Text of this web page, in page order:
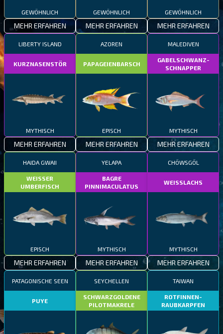
GEWÖHNLICH
MEHR ERFAHREN
GEWÖHNLICH
MEHR ERFAHREN
GEWÖHNLICH
MEHR ERFAHREN
LIBERTY ISLAND
KURZNASENSTÖR
MYTHISCH
MEHR ERFAHREN
AZOREN
PAPAGEIENBARSCH
EPISCH
MEHR ERFAHREN
MALEDIVEN
GABELSCHWANZ-
SCHNAPPER
MYTHISCH
MEHR ERFAHREN
HAIDA GWAII
WEISSER
UMBERFISCH
EPISCH
MEHR ERFAHREN
YELAPA
BAGRE
PINNIMACULATUS
MYTHISCH
MEHR ERFAHREN
CHÖWSGÖL
WEISSLACHS
MYTHISCH
MEHR ERFAHREN
PATAGONISCHE SEEN
PUYE
SEYCHELLEN
SCHWARZGOLDENE
PILOTMAKRELE
TAIWAN
ROTFINNEN-
RAUBKARPFEN